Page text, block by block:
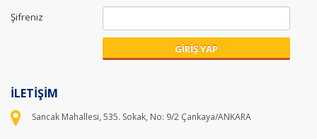
Şifreniz
GİRİŞ YAP
İLETİŞİM
Sancak Mahallesi, 535. Sokak, No: 9/2 Çankaya/ANKARA